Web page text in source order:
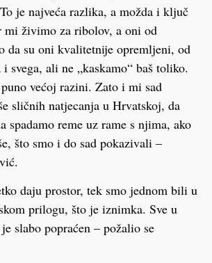
je najveća razlika, a možda i ključ
mi živimo za ribolov, a oni od
da su oni kvalitetnije opremljeni, od
svega, ali ne „kaskamo“ baš toliko.
većoj razini. Zato i mi sad
sličnih natjecanja u Hrvatskoj, da
spadamo reme uz rame s njima, ako
što smo i do sad pokazivali –
daju prostor, tek smo jednom bili u
prilogu, što je iznimka. Sve u
slabo popraćen – požalio se